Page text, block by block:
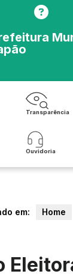
Transparência
Ouvidoria
em: Home